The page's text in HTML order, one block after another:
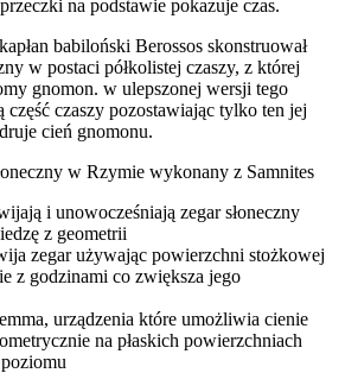
na podstawie pokazuje czas.
babiloński Berossos skonstruował
w postaci półkolistej czaszy, z której
gnomon. w ulepszonej wersji tego
część czaszy pozostawiając tylko ten jej
cień gnomonu.
w Rzymie wykonany z Samnites
i unowocześniają zegar słoneczny
z geometrii
zegar używając powierzchni stożkowej
z godzinami co zwiększa jego
urządzenia które umożliwia cienie
na płaskich powierzchniach